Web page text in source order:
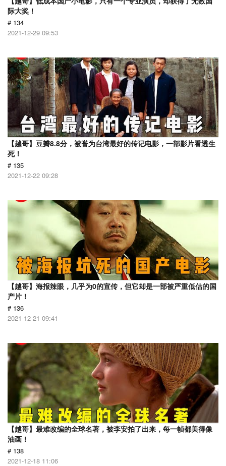
际大奖！
# 134
2021-12-29 09:53
【越哥】豆瓣8.8分，被誉为台湾最好的传记电影，一部影片看透生
死！
# 135
2021-12-22 09:28
【越哥】海报辣眼，几乎为0的宣传，但它却是一部被严重低估的国
产片！
# 136
2021-12-21 09:41
【越哥】最难改编的全球名著，被李安拍了出来，每一帧都美得像
油画！
# 138
2021-12-18 11:06